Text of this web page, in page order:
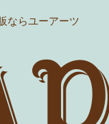
ならユーアーツ